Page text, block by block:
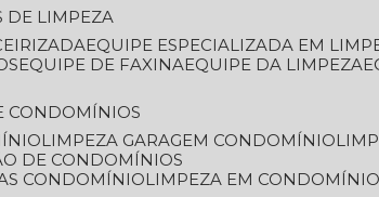
DE LIMPEZA
EQUIPE ESPECIALIZADA EM
EQUIPE DE FAXINA EQUIPE DA LIMPEZA
CONDOMÍNIOS
LIMPEZA GARAGEM CONDOMÍNIO
DE CONDOMÍNIOS
CONDOMÍNIO
LIMPEZA EM